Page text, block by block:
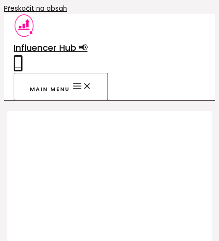
Přeskočit na obsah
Influencer Hub 📢
MAIN MENU